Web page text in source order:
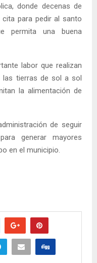
donde decenas de
para pedir al santo
permita una buena
labor que realizan
las tierras de sol a sol
la alimentación de
de seguir
generar mayores
en el municipio.